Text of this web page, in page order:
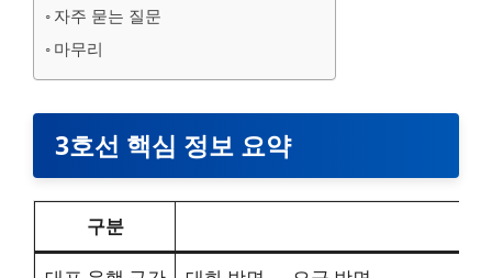
자주 묻는 질문
마무리
3호선 핵심 정보 요약
구분